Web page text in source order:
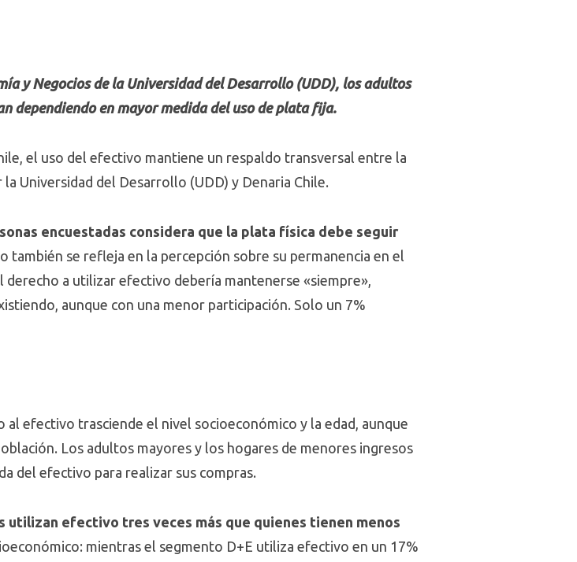
y Negocios de la Universidad del Desarrollo (UDD), los adultos
dependiendo en mayor medida del uso de plata fija.
el uso del efectivo mantiene un respaldo transversal entre la
Universidad del Desarrollo (UDD) y Denaria Chile.
encuestadas considera que la plata física debe seguir
también se refleja en la percepción sobre su permanencia en el
a utilizar efectivo debería mantenerse «siempre»,
aunque con una menor participación. Solo un 7%
efectivo trasciende el nivel socioeconómico y la edad, aunque
Los adultos mayores y los hogares de menores ingresos
del efectivo para realizar sus compras.
utilizan efectivo tres veces más que quienes tienen menos
mientras el segmento D+E utiliza efectivo en un 17%